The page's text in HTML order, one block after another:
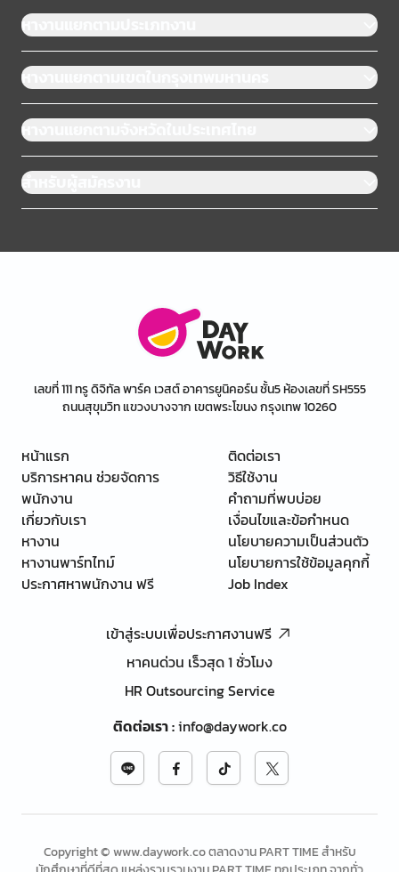
หางานแยกตามประเภทงาน
หางานแยกตามเขตในกรุงเทพมหานคร
หางานแยกตามจังหวัดในประเทศไทย
สำหรับผู้สมัครงาน
เลขที่ 111 ทรู ดิจิทัล พาร์ค เวสต์ อาคารยูนิคอร์น ชั้น5 ห้องเลขที่ SH555
ถนนสุขุมวิท แขวงบางจาก เขตพระโขนง กรุงเทพ 10260
หน้าแรก
บริการหาคน ช่วยจัดการ
พนักงาน
เกี่ยวกับเรา
หางาน
หางานพาร์ทไทม์
ประกาศหาพนักงาน ฟรี
ติดต่อเรา
วิธีใช้งาน
คำถามที่พบบ่อย
เงื่อนไขและข้อกำหนด
นโยบายความเป็นส่วนตัว
นโยบายการใช้ข้อมูลคุกกี้
Job Index
เข้าสู่ระบบเพื่อประกาศงานฟรี
หาคนด่วน เร็วสุด 1 ชั่วโมง
HR Outsourcing Service
ติดต่อเรา:info@daywork.co
Copyright © www.daywork.co ตลาดงาน PART TIME สำหรับ